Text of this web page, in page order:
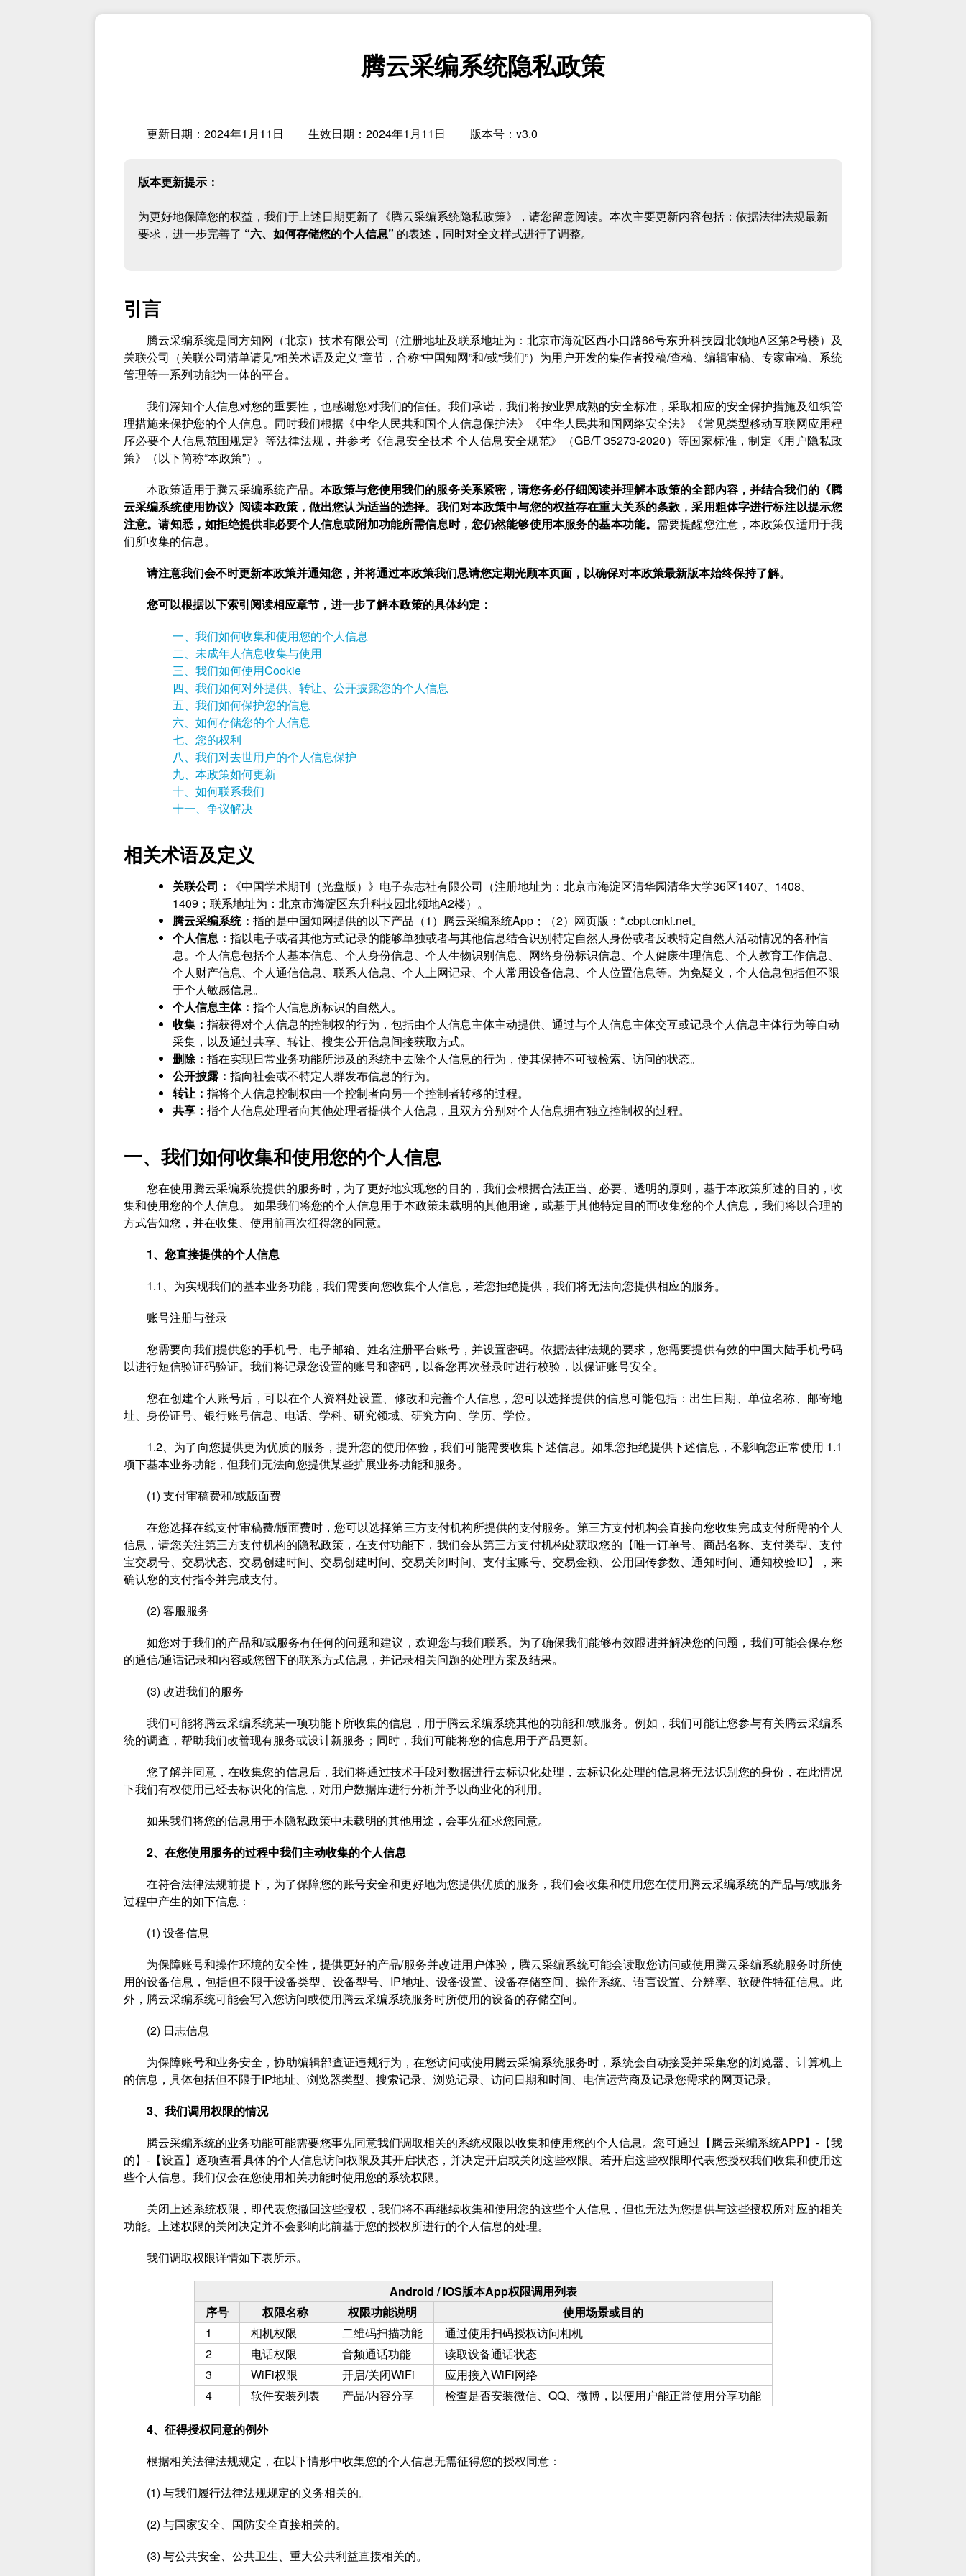
腾云采编系统隐私政策
更新日期：2024年1月11日 生效日期：2024年1月11日 版本号：v3.0
版本更新提示：
为更好地保障您的权益，我们于上述日期更新了《腾云采编系统隐私政策》，请您留意阅读。本次主要更新内容包括：依据法律法规最新
要求，进一步完善了 “六、如何存储您的个人信息” 的表述，同时对全文样式进行了调整。
引言
腾云采编系统是同方知网（北京）技术有限公司（注册地址及联系地址为：北京市海淀区西小口路66号东升科技园北领地A区第2号楼）及
关联公司（关联公司清单请见“相关术语及定义”章节，合称“中国知网”和/或“我们”）为用户开发的集作者投稿/查稿、编辑审稿、专家审稿、系统
管理等一系列功能为一体的平台。
我们深知个人信息对您的重要性，也感谢您对我们的信任。我们承诺，我们将按业界成熟的安全标准，采取相应的安全保护措施及组织管
理措施来保护您的个人信息。同时我们根据《中华人民共和国个人信息保护法》《中华人民共和国网络安全法》《常见类型移动互联网应用程
序必要个人信息范围规定》等法律法规，并参考《信息安全技术 个人信息安全规范》（GB/T 35273-2020）等国家标准，制定《用户隐私政
策》（以下简称“本政策”）。
本政策适用于腾云采编系统产品。本政策与您使用我们的服务关系紧密，请您务必仔细阅读并理解本政策的全部内容，并结合我们的《腾
云采编系统使用协议》阅读本政策，做出您认为适当的选择。我们对本政策中与您的权益存在重大关系的条款，采用粗体字进行标注以提示您
注意。请知悉，如拒绝提供非必要个人信息或附加功能所需信息时，您仍然能够使用本服务的基本功能。 需要提醒您注意，本政策仅适用于我
们所收集的信息。
请注意我们会不时更新本政策并通知您，并将通过本政策我们恳请您定期光顾本页面，以确保对本政策最新版本始终保持了解。
您可以根据以下索引阅读相应章节，进一步了解本政策的具体约定：
一、我们如何收集和使用您的个人信息
二、未成年人信息收集与使用
三、我们如何使用Cookie
四、我们如何对外提供、转让、公开披露您的个人信息
五、我们如何保护您的信息
六、如何存储您的个人信息
七、您的权利
八、我们对去世用户的个人信息保护
九、本政策如何更新
十、如何联系我们
十一、争议解决
相关术语及定义
关联公司：
《中国学术期刊（光盘版）》电子杂志社有限公司（注册地址为：北京市海淀区清华园清华大学36区1407、1408、
1409；联系地址为：北京市海淀区东升科技园北领地A2楼）。
腾云采编系统： 指的是中国知网提供的以下产品（1）腾云采编系统App；（2）网页版：*.cbpt.cnki.net。
个人信息： 指以电子或者其他方式记录的能够单独或者与其他信息结合识别特定自然人身份或者反映特定自然人活动情况的各种信
息。个人信息包括个人基本信息、个人身份信息、个人生物识别信息、网络身份标识信息、个人健康生理信息、个人教育工作信息、
个人财产信息、个人通信信息、联系人信息、个人上网记录、个人常用设备信息、个人位置信息等。为免疑义，个人信息包括但不限
于个人敏感信息。
个人信息主体： 指个人信息所标识的自然人。
收集： 指获得对个人信息的控制权的行为，包括由个人信息主体主动提供、通过与个人信息主体交互或记录个人信息主体行为等自动
采集，以及通过共享、转让、搜集公开信息间接获取方式。
删除： 指在实现日常业务功能所涉及的系统中去除个人信息的行为，使其保持不可被检索、访问的状态。
公开披露： 指向社会或不特定人群发布信息的行为。
转让： 指将个人信息控制权由一个控制者向另一个控制者转移的过程。
共享： 指个人信息处理者向其他处理者提供个人信息，且双方分别对个人信息拥有独立控制权的过程。
一、我们如何收集和使用您的个人信息
您在使用腾云采编系统提供的服务时，为了更好地实现您的目的，我们会根据合法正当、必要、透明的原则，基于本政策所述的目的，收
集和使用您的个人信息。 如果我们将您的个人信息用于本政策未载明的其他用途，或基于其他特定目的而收集您的个人信息，我们将以合理的
方式告知您，并在收集、使用前再次征得您的同意。
1、您直接提供的个人信息
1.1、为实现我们的基本业务功能，我们需要向您收集个人信息，若您拒绝提供，我们将无法向您提供相应的服务。
账号注册与登录
您需要向我们提供您的手机号、电子邮箱、姓名注册平台账号，并设置密码。依据法律法规的要求，您需要提供有效的中国大陆手机号码
以进行短信验证码验证。我们将记录您设置的账号和密码，以备您再次登录时进行校验，以保证账号安全。
您在创建个人账号后，可以在个人资料处设置、修改和完善个人信息，您可以选择提供的信息可能包括：出生日期、单位名称、邮寄地
址、身份证号、银行账号信息、电话、学科、研究领域、研究方向、学历、学位。
1.2、为了向您提供更为优质的服务，提升您的使用体验，我们可能需要收集下述信息。如果您拒绝提供下述信息，不影响您正常使用 1.1
项下基本业务功能，但我们无法向您提供某些扩展业务功能和服务。
(1) 支付审稿费和/或版面费
在您选择在线⽀付审稿费/版面费时，您可以选择第三方支付机构所提供的⽀付服务。第三方支付机构会直接向您收集完成支付所需的个人
信息，请您关注第三方支付机构的隐私政策，在支付功能下，我们会从第三方支付机构处获取您的【唯一订单号、商品名称、支付类型、支付
宝交易号、交易状态、交易创建时间、交易创建时间、交易关闭时间、支付宝账号、交易金额、公用回传参数、通知时间、通知校验ID】，来
确认您的支付指令并完成支付。
(2) 客服服务
如您对于我们的产品和/或服务有任何的问题和建议，欢迎您与我们联系。为了确保我们能够有效跟进并解决您的问题，我们可能会保存您
的通信/通话记录和内容或您留下的联系方式信息，并记录相关问题的处理方案及结果。
(3) 改进我们的服务
我们可能将腾云采编系统某一项功能下所收集的信息，用于腾云采编系统其他的功能和/或服务。例如，我们可能让您参与有关腾云采编系
统的调查，帮助我们改善现有服务或设计新服务；同时，我们可能将您的信息用于产品更新。
您了解并同意，在收集您的信息后，我们将通过技术手段对数据进行去标识化处理，去标识化处理的信息将无法识别您的身份，在此情况
下我们有权使用已经去标识化的信息，对用户数据库进行分析并予以商业化的利用。
如果我们将您的信息用于本隐私政策中未载明的其他用途，会事先征求您同意。
2、在您使用服务的过程中我们主动收集的个人信息
在符合法律法规前提下，为了保障您的账号安全和更好地为您提供优质的服务，我们会收集和使用您在使用腾云采编系统的产品与/或服务
过程中产生的如下信息：
(1) 设备信息
为保障账号和操作环境的安全性，提供更好的产品/服务并改进用户体验，腾云采编系统可能会读取您访问或使用腾云采编系统服务时所使
用的设备信息，包括但不限于设备类型、设备型号、IP地址、设备设置、设备存储空间、操作系统、语言设置、分辨率、软硬件特征信息。此
外，腾云采编系统可能会写入您访问或使用腾云采编系统服务时所使用的设备的存储空间。
(2) 日志信息
为保障账号和业务安全，协助编辑部查证违规行为，在您访问或使用腾云采编系统服务时，系统会自动接受并采集您的浏览器、计算机上
的信息，具体包括但不限于IP地址、浏览器类型、搜索记录、浏览记录、访问日期和时间、电信运营商及记录您需求的网页记录。
3、我们调用权限的情况
腾云采编系统的业务功能可能需要您事先同意我们调取相关的系统权限以收集和使用您的个人信息。您可通过【腾云采编系统APP】-【我
的】-【设置】逐项查看具体的个人信息访问权限及其开启状态，并决定开启或关闭这些权限。若开启这些权限即代表您授权我们收集和使用这
些个人信息。我们仅会在您使用相关功能时使用您的系统权限。
关闭上述系统权限，即代表您撤回这些授权，我们将不再继续收集和使用您的这些个人信息，但也无法为您提供与这些授权所对应的相关
功能。上述权限的关闭决定并不会影响此前基于您的授权所进行的个人信息的处理。
我们调取权限详情如下表所示。
Android / iOS版本App权限调用列表
序号
权限名称 权限功能说明
使用场景或目的
1
相机权限 二维码扫描功能
通过使用扫码授权访问相机
2
电话权限 音频通话功能
读取设备通话状态
3
WiFi权限 开启/关闭WiFi
应用接入WiFi网络
4
软件安装列表 产品/内容分享 检查是否安装微信、QQ、微博，以便用户能正常使用分享功能
4、征得授权同意的例外
根据相关法律法规规定，在以下情形中收集您的个人信息无需征得您的授权同意：
(1) 与我们履行法律法规规定的义务相关的。
(2) 与国家安全、国防安全直接相关的。
(3) 与公共安全、公共卫生、重大公共利益直接相关的。